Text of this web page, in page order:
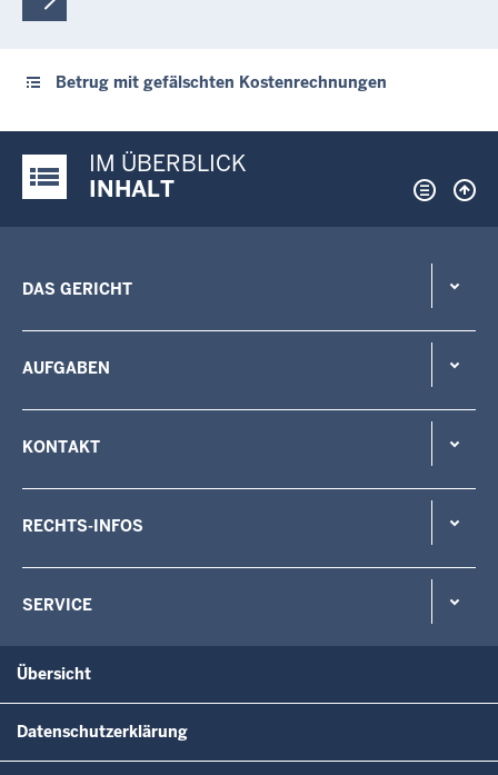
Betrug mit gefälschten Kostenrechnungen
Justiz-Portal im Überblick:
IM ÜBERBLICK
INHALT
DAS GERICHT
AUFGABEN
KONTAKT
RECHTS-INFOS
SERVICE
Übersicht
Datenschutzerklärung